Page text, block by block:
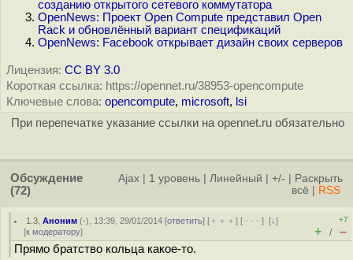
созданию открытого сетевого коммутатора
OpenNews: Проект Open Compute представил Open
Rack и обновлённый вариант спецификаций
OpenNews: Facebook открывает дизайн своих серверов
Лицензия: CC BY 3.0
Короткая ссылка: https://opennet.ru/38953-opencompute
Ключевые слова: opencompute, microsoft, lsi
При перепечатке указание ссылки на opennet.ru обязательно
Обсуждение
(72)
Ajax 1 уровень Линейный +/-
Раскрыть
всё
RSS
1.3 ,Аноним (-), 13:39, 29/01/2014 [ответить] [ ﹢﹢﹢] [ · · ·][↓]
[к модератору]
+7
+ / –
Прямо братство кольца какое-то.